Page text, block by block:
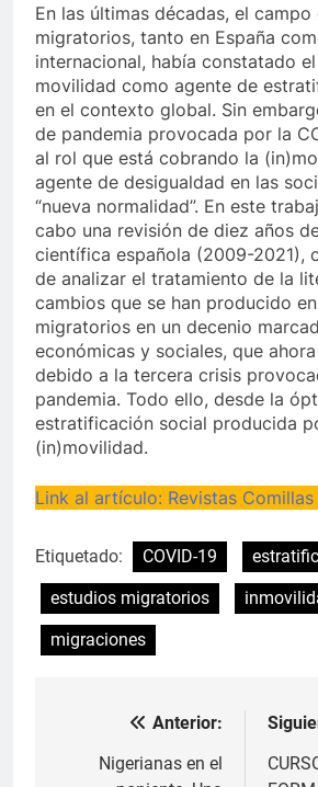
En las últimas décadas, el
migratorios, tanto en España
internacional, había constatado
movilidad como agente de
en el contexto global. Sin
de pandemia provocada por la
al rol que está cobrando la
agente de desigualdad en las
“nueva normalidad”. En este
cabo una revisión de diez años
científica española (2009-2021),
de analizar el tratamiento de la
cambios que se han producido
migratorios en un decenio
económicas y sociales, que
debido a la tercera crisis
pandemia. Todo ello, desde la
estratificación social producida
(in)movilidad.
Link al artículo: Revistas Comillas
Etiquetado: COVID-19
estudios migratorios
migraciones
Navegación
Anterior:
Nigerianas en el